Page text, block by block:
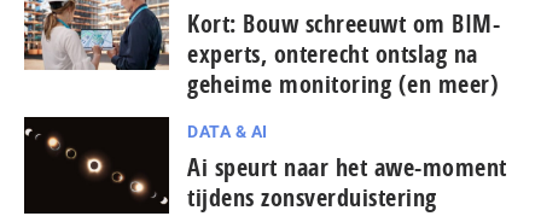
Kort: Bouw schreeuwt om BIM-
experts, onterecht ontslag na
geheime monitoring (en meer)
DATA & AI
Ai speurt naar het awe-moment
tijdens zonsverduistering